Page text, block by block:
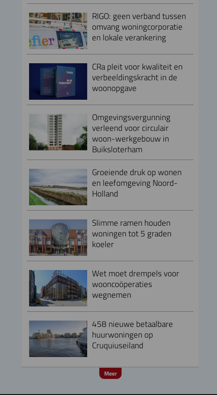
RIGO: geen verband tussen
omvang woningcorporatie
en lokale verankering
CRa pleit voor kwaliteit en
verbeeldingskracht in de
woonopgave
Omgevingsvergunning
verleend voor circulair
woon-werkgebouw in
Buiksloterham
Groeiende druk op wonen
en leefomgeving Noord-
Holland
Slimme ramen houden
woningen tot 5 graden
koeler
Wet moet drempels voor
wooncoöperaties
wegnemen
458 nieuwe betaalbare
huurwoningen op
Cruquiuseiland
Meer